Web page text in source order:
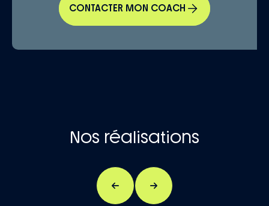
CONTACTER MON COACH
Nos réalisations